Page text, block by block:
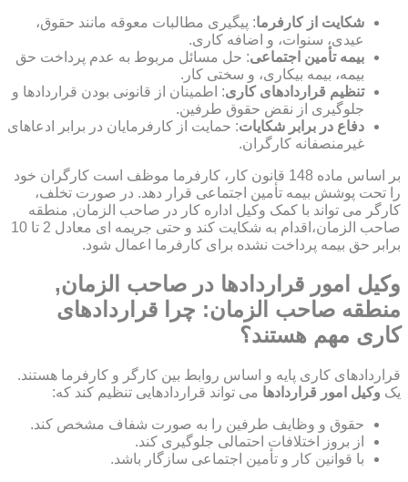
شکایت از کارفرما: پیگیری مطالبات معوقه مانند حقوق،
عیدی، سنوات، و اضافه کاری.
بیمه تأمین اجتماعی: حل مسائل مربوط به عدم پرداخت حق
بیمه، بیمه بیکاری، و سختی کار.
تنظیم قراردادهای کاری: اطمینان از قانونی بودن قراردادها و
جلوگیری از نقض حقوق طرفین.
دفاع در برابر شکایات: حمایت از کارفرمایان در برابر ادعاهای
غیرمنصفانه کارگران.
بر اساس ماده 148 قانون کار، کارفرما موظف است کارگران خود
را تحت پوشش بیمه تأمین اجتماعی قرار دهد. در صورت تخلف،
کارگر می تواند با کمک وکیل اداره کار در صاحب الزمان, منطقه
صاحب الزمان،اقدام به شکایت کند و حتی جریمه ای معادل 2 تا 10
برابر حق بیمه پرداخت نشده برای کارفرما اعمال شود.
وکیل امور قراردادها در صاحب الزمان,
منطقه صاحب الزمان: چرا قراردادهای
کاری مهم هستند؟
قراردادهای کاری پایه و اساس روابط بین کارگر و کارفرما هستند.
یک وکیل امور قراردادها می تواند قراردادهایی تنظیم کند که:
حقوق و وظایف طرفین را به صورت شفاف مشخص کند.
از بروز اختلافات احتمالی جلوگیری کند.
با قوانین کار و تأمین اجتماعی سازگار باشد.